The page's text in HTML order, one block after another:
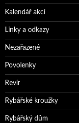
Kalendář akcí
Linky a odkazy
Nezařazené
Povolenky
Revír
Rybářské kroužky
Rybářský dům